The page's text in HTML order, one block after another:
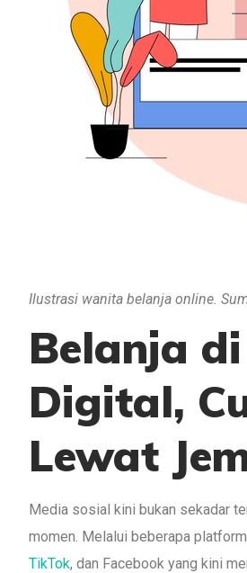
Ilustrasi wanita belanja online.
Belanja
Digital,
Lewat
Media sosial kini bukan sekadar
momen. Melalui beberapa
TikTok, dan Facebook yang kini